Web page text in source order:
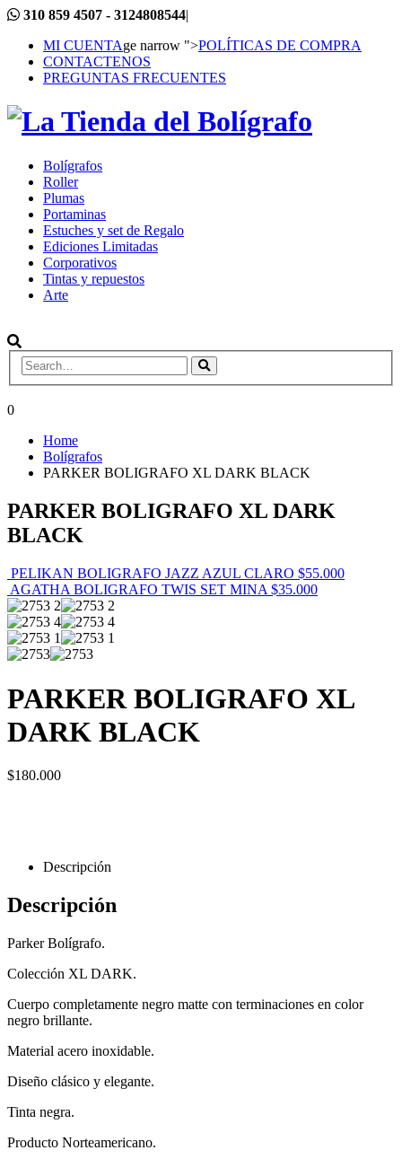
310 859 4507 - 3124808544|
MI CUENTAge narrow ">POLÍTICAS DE COMPRA
CONTACTENOS
PREGUNTAS FRECUENTES
Bolígrafos
Roller
Plumas
Portaminas
Estuches y set de Regalo
Ediciones Limitadas
Corporativos
Tintas y repuestos
Arte
0
Home
Bolígrafos
PARKER BOLIGRAFO XL DARK BLACK
PARKER BOLIGRAFO XL DARK
BLACK
PELIKAN BOLIGRAFO JAZZ AZUL CLARO $55.000
AGATHA BOLIGRAFO TWIS SET MINA $35.000
PARKER BOLIGRAFO XL
DARK BLACK
$180.000
Descripción
Descripción
Parker Bolígrafo.
Colección XL DARK.
Cuerpo completamente negro matte con terminaciones en color
negro brillante.
Material acero inoxidable.
Diseño clásico y elegante.
Tinta negra.
Producto Norteamericano.